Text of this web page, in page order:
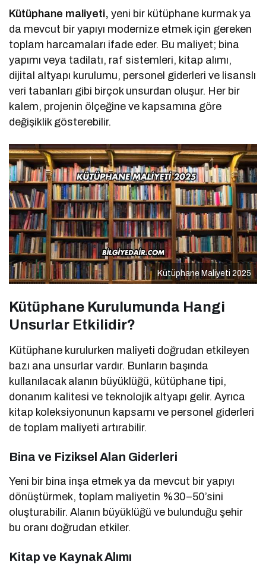
Kütüphane maliyeti, yeni bir kütüphane kurmak ya
da mevcut bir yapıyı modernize etmek için gereken
toplam harcamaları ifade eder. Bu maliyet; bina
yapımı veya tadilatı, raf sistemleri, kitap alımı,
dijital altyapı kurulumu, personel giderleri ve lisanslı
veri tabanları gibi birçok unsurdan oluşur. Her bir
kalem, projenin ölçeğine ve kapsamına göre
değişiklik gösterebilir.
Kütüphane Maliyeti 2025
Kütüphane Kurulumunda Hangi
Unsurlar Etkilidir?
Kütüphane kurulurken maliyeti doğrudan etkileyen
bazı ana unsurlar vardır. Bunların başında
kullanılacak alanın büyüklüğü, kütüphane tipi,
donanım kalitesi ve teknolojik altyapı gelir. Ayrıca
kitap koleksiyonunun kapsamı ve personel giderleri
de toplam maliyeti artırabilir.
Bina ve Fiziksel Alan Giderleri
Yeni bir bina inşa etmek ya da mevcut bir yapıyı
dönüştürmek, toplam maliyetin %30–50’sini
oluşturabilir. Alanın büyüklüğü ve bulunduğu şehir
bu oranı doğrudan etkiler.
Kitap ve Kaynak Alımı